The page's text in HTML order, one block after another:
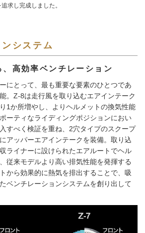
求し完成しました。
システム
高効率ベンチレーション
にとって、最も重要な要素のひとつであ
。Z-8は走行風を取り込むエアインテーク
1か所増やし、よりヘルメットの換気性能
ーティなライディングポジションにおい
すべく検証を重ね、2穴タイプのスクープ
アッパーエアインテークを装備。取り込
ライナーに設けられたエアルートでヘル
従来モデルより高い排気性能を発揮する
から効果的に熱気を排出することで、吸
ベンチレーションシステムを創り出して